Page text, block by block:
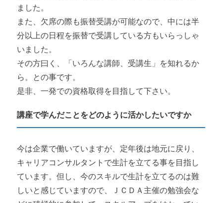
ました。
また、欠席の際も振替受講が可能なので、中には半
分以上の日程を振替で受講している方もいらっしゃ
いました。
その方曰く、「いろんな講師、受講生」を知れるか
ら。との事です。
是非、一発での資格取得を目指して下さい。
講座で学んだことをどのように活かしたいですか
今は企業で働いていますが、定年後は地元に戻り、
キャリアコンサルタントで生計を立てる事を目指し
ています。但し、今のスキルで生計を立てるのは難
しいと感じていますので、ＪＣＤＡ主催の勉強会な